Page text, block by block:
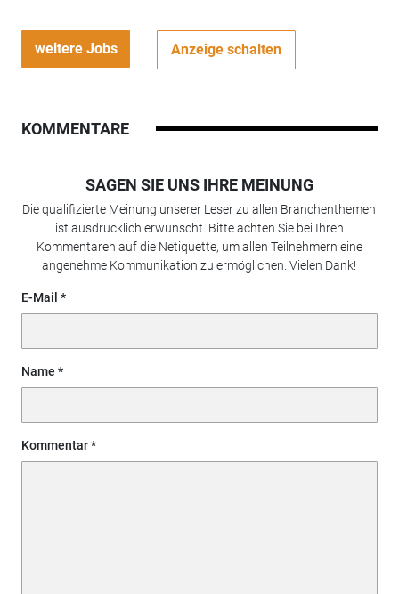
weitere Jobs Anzeige schalten
KOMMENTARE
SAGEN SIE UNS IHRE MEINUNG
Die qualifizierte Meinung unserer Leser zu allen Branchenthemen
ist ausdrücklich erwünscht. Bitte achten Sie bei Ihren
Kommentaren auf die Netiquette, um allen Teilnehmern eine
angenehme Kommunikation zu ermöglichen. Vielen Dank!
E-Mail
Name
Kommentar